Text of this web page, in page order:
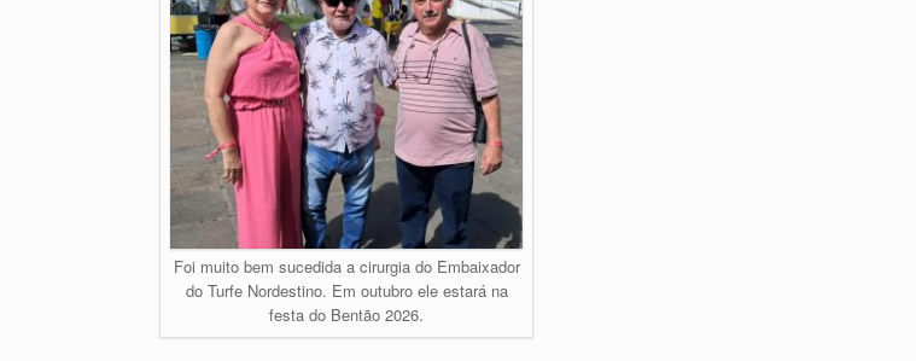
Foi muito bem sucedida a cirurgia do Embaixador
do Turfe Nordestino. Em outubro ele estará na
festa do Bentão 2026.